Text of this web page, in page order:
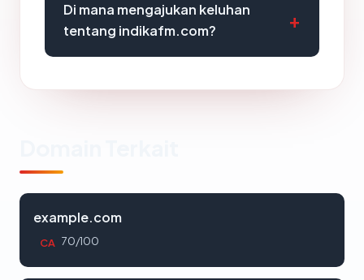
Di mana mengajukan keluhan
tentang indikafm.com?
example.com
CA 70/100